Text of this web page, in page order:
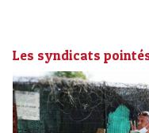
Les syndicats